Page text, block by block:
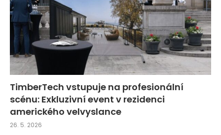
TimberTech vstupuje na profesionální
scénu: Exkluzivní event v rezidenci
amerického velvyslance
26. 5. 2026